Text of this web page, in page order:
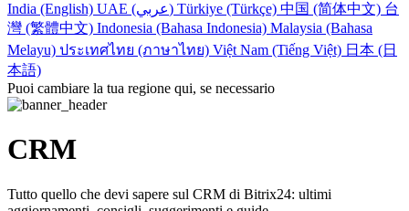
India (English)
UAE (عربي) Türkiye (Türkçe) 中国 (简体中文) 台
灣 (繁體中文) Indonesia (Bahasa Indonesia) Malaysia (Bahasa
Melayu) ประเทศไทย (ภาษาไทย) Việt Nam (Tiếng Việt) 日本 (日
本語)
Puoi cambiare la tua regione qui, se necessario
CRM
Tutto quello che devi sapere sul CRM di Bitrix24: ultimi